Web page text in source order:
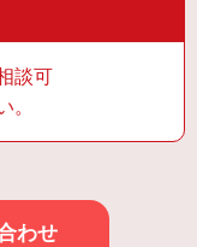
談可
。
わせ